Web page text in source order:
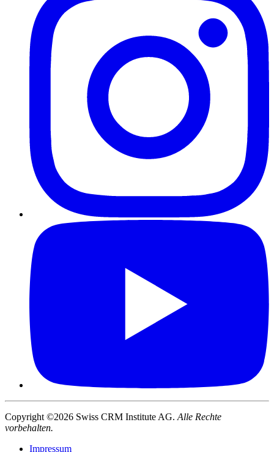
Copyright ©2026 Swiss CRM Institute AG. Alle Rechte
vorbehalten.
Impressum